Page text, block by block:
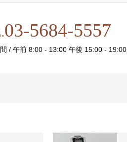
03-5684-5557
/ 午前 8:00 - 13:00 午後 15:00 - 19:00